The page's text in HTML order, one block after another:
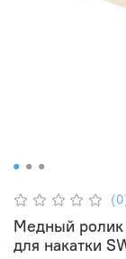
Медный ролик
для накатки